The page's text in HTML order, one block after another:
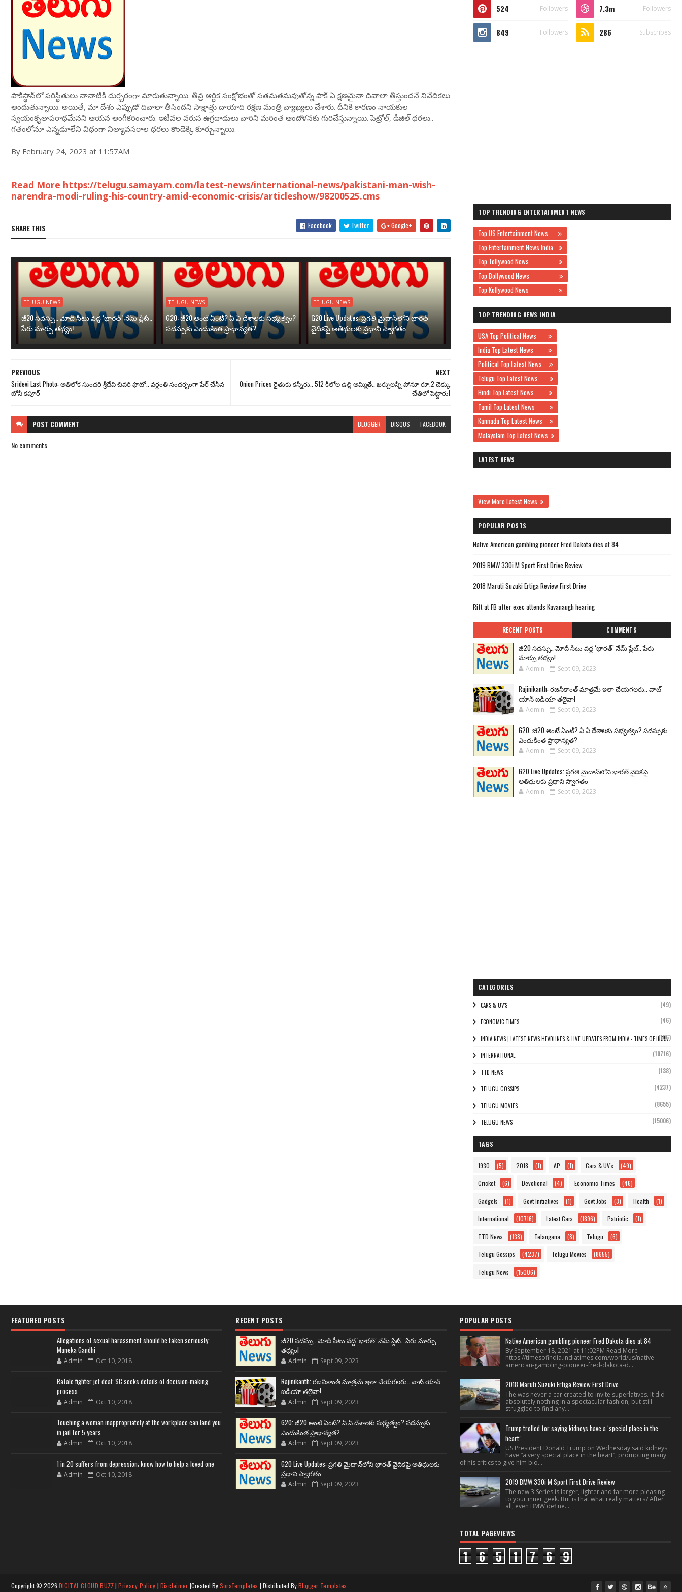
పాకిస్థాన్‌లో పరిస్థితులు నానాటికీ దుర్బరంగా మారుతున్నాయి. తీవ్ర ఆర్ధిక సంక్షోభంతో సతమతమవుతోన్న పాక్ ఏ క్షణమైనా దివాలా తీస్తుందనే నివేదికలు
అందుతున్నాయి. అయితే, మా దేశం ఎప్పుడో దివాలా తీసిందని సాక్షాత్తు దాయాది రక్షణ మంత్రి వ్యాఖ్యలు చేశారు. దీనికి కారణం నాయకుల
స్వయంకృతాపరాధమేనని ఆయన అంగీకరించారు. ఇటీవల వరుస ఉగ్రదాడులు వారిని మరింత ఆందోళనకు గురిచేస్తున్నాయి. పెట్రోల్, డీజిల్ ధరలు..
గతంలోనూ ఎన్నడూలేని విధంగా నిత్యావసరాల ధరలు కొండెక్కి కూర్చున్నాయి.
By February 24, 2023 at 11:57AM
Read More https://telugu.samayam.com/latest-news/international-news/pakistani-man-wish-
narendra-modi-ruling-his-country-amid-economic-crisis/articleshow/98200525.cms
SHARE THIS Facebook Twitter Google+
TELUGU NEWS
జీ20 సదస్సు.. మోదీ సీటు వద్ద ‘భారత్’ నేమ్ ప్లేట్‌..
పేరు మార్పు తథ్యం!
TELUGU NEWS
G20: జీ20 అంటే ఏంటి? ఏ ఏ దేశాలకు సభ్యత్వం?
సదస్సుకు ఎందుకింత ప్రాధాన్యత?
TELUGU NEWS
G20 Live Updates: ప్రగతి మైదాన్‌లోని భారత్
వైదికపై అతిథులకు ప్రధాని స్వాగతం
NEXT
Onion Prices రైతుకు కన్నీరు.. 512 కిలోల ఉల్లి అమ్మితే.. ఖర్చులన్నీ పోనూ రూ.2 చెక్కు
చేతిలో పెట్టారు!
PREVIOUS
Sridevi Last Photo: అతిలోక సుందరి శ్రీదేవి చివరి ఫొటో.. వర్థంతి సందర్భంగా షేర్ చేసిన
బోనీ కపూర్
POST COMMENT BLOGGER DISQUS FACEBOOK
No comments
524 Followers 7.3m Followers
849 Followers 286 Subscribes
TOP TRENDING ENTERTAINMENT NEWS
Top US Entertainment News
Top Entertainment News India
Top Tollywood News
Top Bollywood News
Top Kollywood News
TOP TRENDING NEWS INDIA
USA Top Political News
India Top Latest News
Political Top Latest News
Telugu Top Latest News
Hindi Top Latest News
Tamil Top Latest News
Kannada Top Latest News
Malayalam Top Latest News
LATEST NEWS
View More Latest News
POPULAR POSTS
Native American gambling pioneer Fred Dakota dies at 84
2019 BMW 330i M Sport First Drive Review
2018 Maruti Suzuki Ertiga Review First Drive
Rift at FB after exec attends Kavanaugh hearing
RECENT POSTS COMMENTS
జీ20 సదస్సు.. మోదీ సీటు వద్ద ‘భారత్’ నేమ్ ప్లేట్‌.. పేరు
మార్పు తథ్యం!
Admin Sept 09, 2023
Rajinikanth: రజనీకాంత్ మాత్రమే ఇలా చేయగలరు.. వాట్
యాన్ ఐడియా తలైవా!
Admin Sept 09, 2023
G20: జీ20 అంటే ఏంటి? ఏ ఏ దేశాలకు సభ్యత్వం? సదస్సుకు
ఎందుకింత ప్రాధాన్యత?
Admin Sept 09, 2023
G20 Live Updates: ప్రగతి మైదాన్‌లోని భారత్ వైదికపై
అతిథులకు ప్రధాని స్వాగతం
Admin Sept 09, 2023
CATEGORIES
CARS & UV'S (49)
ECONOMIC TIMES (46)
INDIA NEWS | LATEST NEWS HEADLINES & LIVE UPDATES FROM INDIA - TIMES OF INDIA
(106)
INTERNATIONAL (10716)
TTD NEWS (138)
TELUGU GOSSIPS (4237)
TELUGU MOVIES (8655)
TELUGU NEWS (15006)
TAGS
1930 (5) 2018 (1) AP (1) Cars & UV's (49)
Cricket (6) Devotional (4) Economic Times (46)
Gadgets (1) Govt Initiatives (1) Govt Jobs (3) Health (1)
International (10716) Latest Cars (1896) Patriotic (1)
TTD News (138) Telangana (8) Telugu (6)
Telugu Gossips (4237) Telugu Movies (8655)
Telugu News (15006)
FEATURED POSTS
Allegations of sexual harassment should be taken seriously:
Maneka Gandhi
Admin Oct 10, 2018
Rafale fighter jet deal: SC seeks details of decision-making
process
Admin Oct 10, 2018
Touching a woman inappropriately at the workplace can land you
in jail for 5 years
Admin Oct 10, 2018
1 in 20 suffers from depression; know how to help a loved one
Admin Oct 10, 2018
RECENT POSTS
జీ20 సదస్సు.. మోదీ సీటు వద్ద ‘భారత్’ నేమ్ ప్లేట్‌.. పేరు మార్పు
తథ్యం!
Admin Sept 09, 2023
Rajinikanth: రజనీకాంత్ మాత్రమే ఇలా చేయగలరు.. వాట్ యాన్
ఐడియా తలైవా!
Admin Sept 09, 2023
G20: జీ20 అంటే ఏంటి? ఏ ఏ దేశాలకు సభ్యత్వం? సదస్సుకు
ఎందుకింత ప్రాధాన్యత?
Admin Sept 09, 2023
G20 Live Updates: ప్రగతి మైదాన్‌లోని భారత్ వైదికపై అతిథులకు
ప్రధాని స్వాగతం
Admin Sept 09, 2023
POPULAR POSTS
Native American gambling pioneer Fred Dakota dies at 84
By September 18, 2021 at 11:02PM Read More
https://timesofindia.indiatimes.com/world/us/native-
american-gambling-pioneer-fred-dakota-d...
2018 Maruti Suzuki Ertiga Review First Drive
The was never a car created to invite superlatives. It did
absolutely nothing in a spectacular fashion, but still
struggled to find any...
Trump trolled for saying kidneys have a ‘special place in the
heart’
US President Donald Trump on Wednesday said kidneys
have “a very special place in the heart”, prompting many
of his critics to give him bio...
2019 BMW 330i M Sport First Drive Review
The new 3 Series is larger, lighter and far more pleasing
to your inner geek. But is that what really matters? After
all, even BMW define...
TOTAL PAGEVIEWS
1 6 5 1 7 6 9
Copyright © 2026 DIGITAL CLOUD BUZZ|Privacy Policy | Disclaimer |Created BySoraTemplates | Distributed ByBlogger Templates